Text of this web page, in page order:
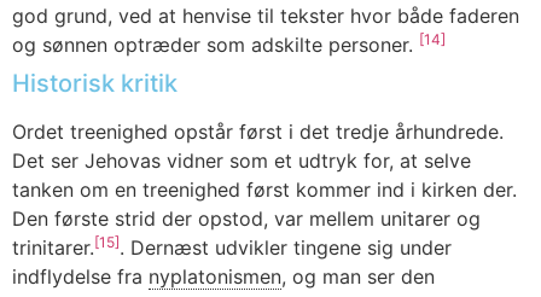
god grund, ved at henvise til tekster hvor både faderen
og sønnen optræder som adskilte personer. [14]
Historisk kritik
Ordet treenighed opstår først i det tredje århundrede.
Det ser Jehovas vidner som et udtryk for, at selve
tanken om en treenighed først kommer ind i kirken der.
Den første strid der opstod, var mellem unitarer og
trinitarer.[15]. Dernæst udvikler tingene sig under
indflydelse fra nyplatonismen, og man ser den